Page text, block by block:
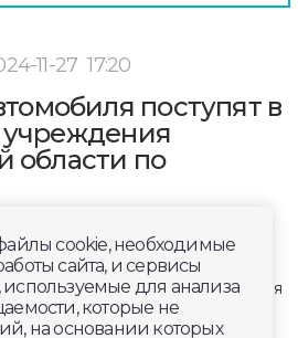
11-27 17:20
поступят в
области по
cookie, необходимые
сайта, и сервисы
для анализа
которые не
на основании которых